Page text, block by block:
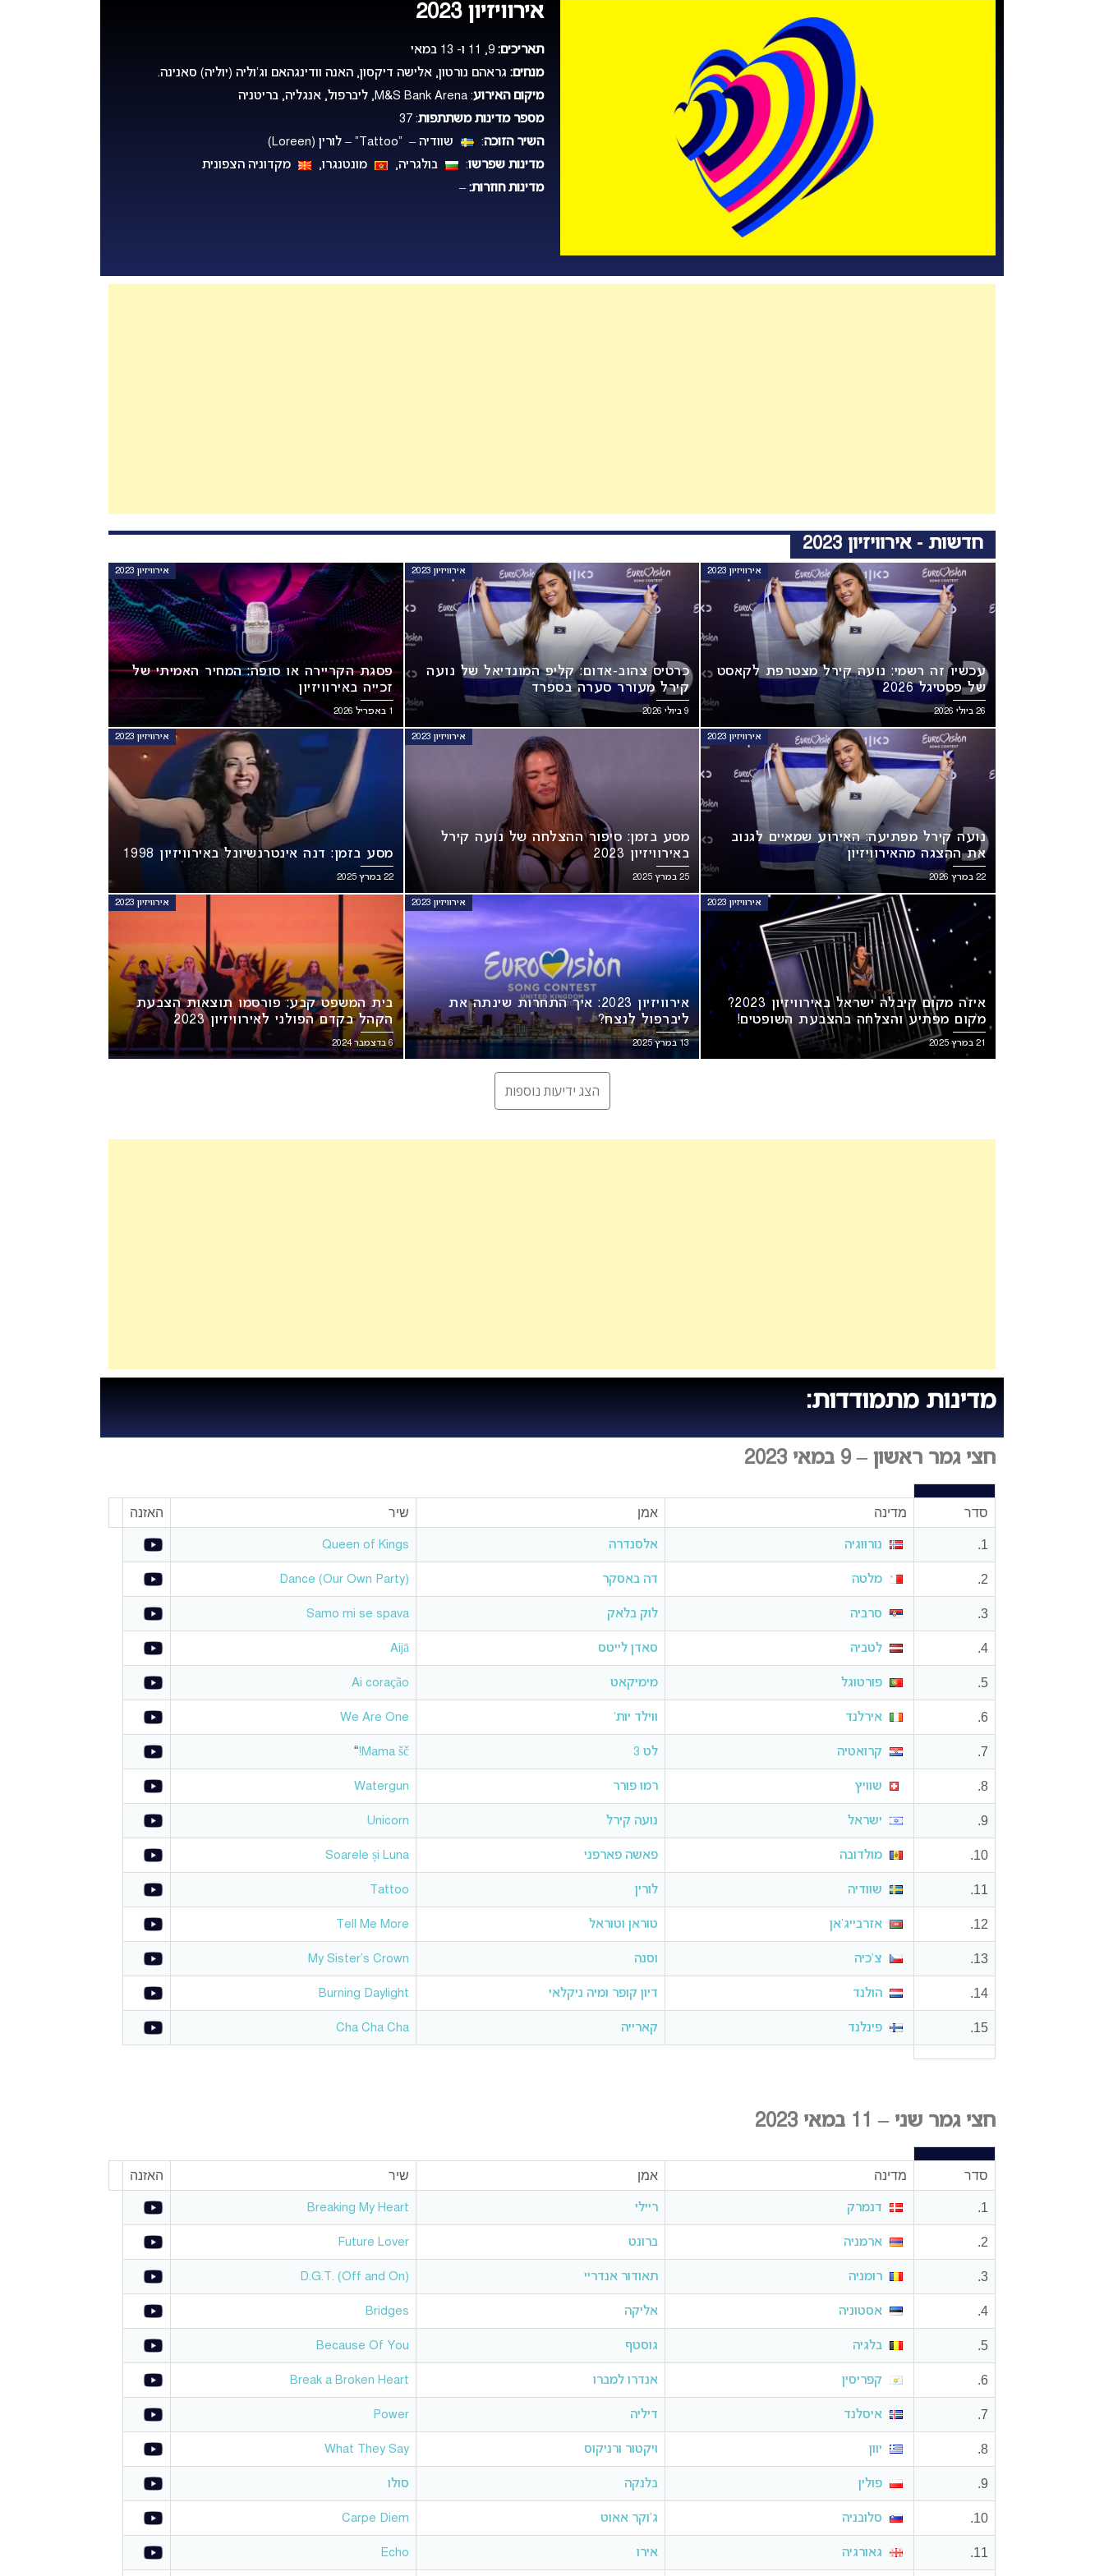
אירוויזיון 2023
תאריכים:
מנחים: גראהם נורטון, אלישה דיקסון, האנה וודינגהאם וג’וליה (יוליה) סאנינה.
מיקום האירוע: M&S Bank Arena, ליברפול, אנגליה, בריטניה
מספר מדינות משתתפות: 37
השיר הזוכה:
שוודיה – “Tattoo” – לורין (Loreen)
מדינות שפרשו: בולגריה, מונטנגרו,
מקדוניה הצפונית
מדינות חוזרות: –
חדשות - אירוויזיון 2023
אירוויזיון 2023
עכשיו זה רשמי: נועה קירל מצטרפת לקאסט
של פסטיגל 2026
26 ביולי 2026
אירוויזיון 2023
כרטיס צהוב-אדום: קליפ המונדיאל של נועה
קירל מעורר סערה בספרד
9 ביולי 2026
אירוויזיון 2023
פסגת הקריירה או סופה: המחיר האמיתי של
זכייה באירוויזיון
1 באפריל 2026
אירוויזיון 2023
נועה קירל מפתיעה: האירוע שמאיים לגנוב
את ההצגה מהאירוויזיון
22 במרץ 2026
אירוויזיון 2023
מסע בזמן: סיפור ההצלחה של נועה קירל
באירוויזיון 2023
25 במרץ 2025
אירוויזיון 2023
מסע בזמן: דנה אינטרנשיונל באירוויזיון 1998
22 במרץ 2025
אירוויזיון 2023
איזה מקום קיבלה ישראל באירוויזיון 2023?
מקום מפתיע והצלחה בהצבעת השופטים!
21 במרץ 2025
אירוויזיון 2023
אירוויזיון 2023: איך התחרות שינתה את
ליברפול לנצח?
13 במרץ 2025
אירוויזיון 2023
בית המשפט קבע: פורסמו תוצאות הצבעת
הקהל בקדם הפולני לאירוויזיון 2023
6 בדצמבר 2024
הצג ידיעות נוספות
מדינות מתמודדות:
חצי גמר ראשון – 9 במאי 2023
סדר מדינה אמן שיר האזנה
1. נורווגיה אלסנדרה Queen of Kings
2. מלטה דה באסקר Dance (Our Own Party)
3. סרביה לוק בלאק Samo mi se spava
4. לטביה סאדן לייטס Aijā
5. פורטוגל מימיקאט Ai coração
6. אירלנד ווילד יות’ We Are One
7. קרואטיה לט 3 Mama šč!
“
8. שוויץ רמו פורר Watergun
9. ישראל נועה קירל Unicorn
10. מולדובה פאשה פארפני Soarele și Luna
11. שוודיה לורין Tattoo
12. אזרבייג’אן טוראן וטוראל Tell Me More
13. צ’כיה וסנה My Sister’s Crown
14. הולנד דיון קופר ומיה ניקלאי Burning Daylight
15. פינלנד קארייה Cha Cha Cha
חצי גמר שני – 11 במאי 2023
סדר מדינה אמן שיר האזנה
1. דנמרק ריילי Breaking My Heart
2. ארמניה ברונט Future Lover
3. רומניה תאודור אנדריי D.G.T. (Off and On)
4. אסטוניה אליקה Bridges
5. בלגיה גוסטף Because Of You
6. קפריסין אנדרו למברו Break a Broken Heart
7. איסלנד דיליה Power
8. יוון ויקטור ורניקוס What They Say
9. פולין בלנקה סולו
10. סלובניה ג’וקר אאוט Carpe Diem
11. גאורגיה אירו Echo